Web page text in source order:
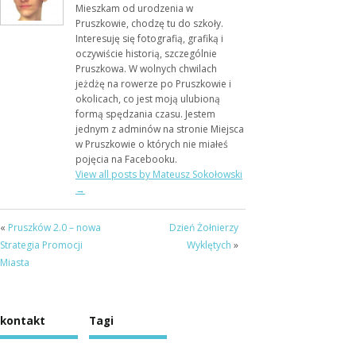
Mieszkam od urodzenia w
Pruszkowie, chodzę tu do szkoły.
Interesuję się fotografią, grafiką i
oczywiście historią, szczególnie
Pruszkowa. W wolnych chwilach
jeżdżę na rowerze po Pruszkowie i
okolicach, co jest moją ulubioną
formą spędzania czasu. Jestem
jednym z adminów na stronie Miejsca
w Pruszkowie o których nie miałeś
pojęcia na Facebooku.
View all posts by Mateusz Sokołowski
→
« Pruszków 2.0 – nowa
Strategia Promocji
Miasta
Dzień Żołnierzy
Wyklętych »
kontakt Tagi